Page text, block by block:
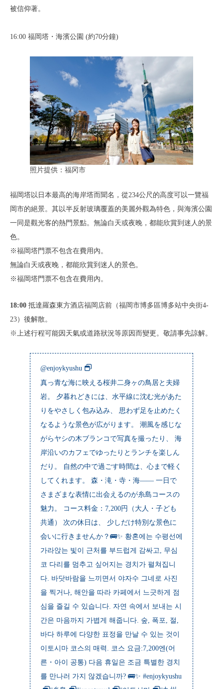
被信仰著。
16:00 福岡塔・海濱公園 (約70分鐘)
照片提供：福冈市
福岡塔以日本最高的海岸塔而聞名，從234公尺的高度可以一覽福
岡市的絕景。其以半反射玻璃覆蓋的美麗外觀為特色，與海濱公園
一同是觀光客的熱門景點。無論白天或夜晚，都能欣賞到迷人的景
色。
※福岡塔門票不包含在費用內。
無論白天或夜晚，都能欣賞到迷人的景色。
※福岡塔門票不包含在費用內。
18:00 抵達羅森東方酒店福岡店前（福岡市博多區博多站中央街4-
23）後解散。
※上述行程可能因天氣或道路狀況等原因而變更。敬請事先諒解。
@enjoykyushu
真っ青な海に映える桜井二身ヶの鳥居と夫婦
岩。 夕暮れどきには、水平線に沈む光があた
りをやさしく包み込み、 思わず足を止めたく
なるような景色が広がります。 潮風を感じな
がらヤシの木ブランコで写真を撮ったり、 海
岸沿いのカフェでゆったりとランチを楽しん
だり。 自然の中で過ごす時間は、心まで軽く
してくれます。 森・滝・寺・海—— 一日で
さまざまな表情に出会えるのが糸島コースの
魅力。 コース料金：7,200円（大人・子ども
共通） 次の休日は、 少しだけ特別な景色に
会いに行きませんか？🚌✨ 황혼에는 수평선에
가라앉는 빛이 근처를 부드럽게 감싸고, 무심
코 다리를 멈추고 싶어지는 경치가 펼쳐집니
다. 바닷바람을 느끼면서 야자수 그네로 사진
을 찍거나, 해안을 따라 카페에서 느긋하게 점
심을 즐길 수 있습니다. 자연 속에서 보내는 시
간은 마음까지 가볍게 해줍니다. 숲, 폭포, 절,
바다 하루에 다양한 표정을 만날 수 있는 것이
이토시마 코스의 매력. 코스 요금:7,200엔(어
른・아이 공통) 다음 휴일은 조금 특별한 경치
를 만나러 가지 않겠습니까? 🚌✨ #enjoykyushu